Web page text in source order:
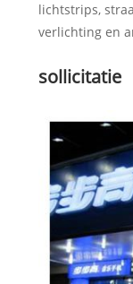
lichtstrips,
verlichting en
sollicitatie